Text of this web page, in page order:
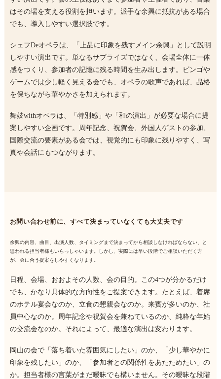
はその場を支える役割を担います。派手な余興に抵抗がある場合
でも、導入しやすい選択肢です。
シェフDeオペラは、「上品に印象を残すメイン余興」として説明
しやすい演出です。単なるサプライズではなく、会場全体に一体
感をつくり、参加者の記憶に残る時間を生み出します。ビンゴや
ゲームでは少し軽く見える会でも、オペラの歌声であれば、品格
を保ちながら華やかさを加えられます。
舞妓withオペラは、「特別感」や「和の演出」が必要な場合に提
案しやすい企画です。周年記念、祝賀会、外国人ゲストの参加、
国際交流の要素がある会では、視覚的にも印象に残りやすく、写
真や会話にもつながります。
お問い合わせ前に、すべて決まっていなくても大丈夫です
余興の内容、曲目、出演人数、タイミングまで決まってから相談しなければならない、と
思われる担当者様もいらっしゃいます。しかし、実際には早い段階でご相談いただく方
が、会に合う提案をしやすくなります。
日程、会場、おおよその人数、会の目的。この4つが分かるだけ
でも、かなり具体的な方向性をご提案できます。たとえば、着席
のホテル宴会なのか、立食の懇親会なのか。来賓が多いのか、社
員中心なのか。周年記念や祝賀会を兼ねているのか、純粋な年始
の交流会なのか。それによって、最適な演出は変わります。
岡山の会で「落ち着いた雰囲気にしたい」のか、「少し華やかに
印象を残したい」のか、「参加者との関係性をあたためたい」の
か。担当者様の言葉がまだ曖昧でも構いません。その曖昧な段階